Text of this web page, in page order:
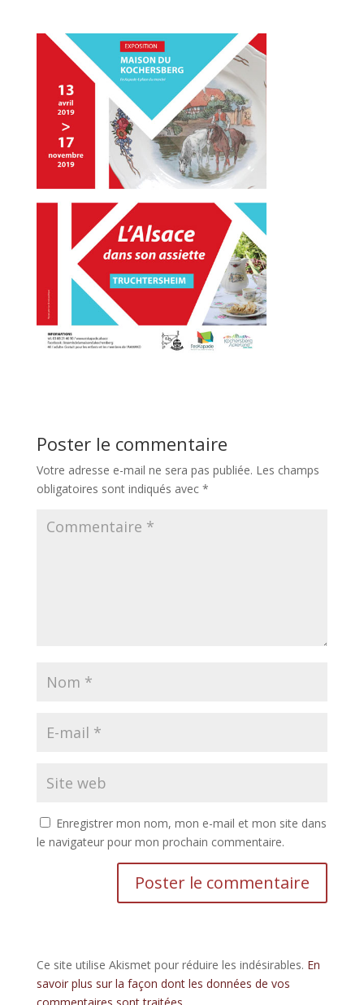
Poster le commentaire
Votre adresse e-mail ne sera pas publiée. Les champs
obligatoires sont indiqués avec *
Enregistrer mon nom, mon e-mail et mon site dans
le navigateur pour mon prochain commentaire.
Ce site utilise Akismet pour réduire les indésirables. En
savoir plus sur la façon dont les données de vos